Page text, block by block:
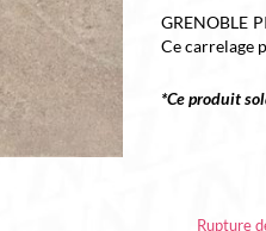
GRENOBLE
Ce carrelage
*Ce produit
Rupture